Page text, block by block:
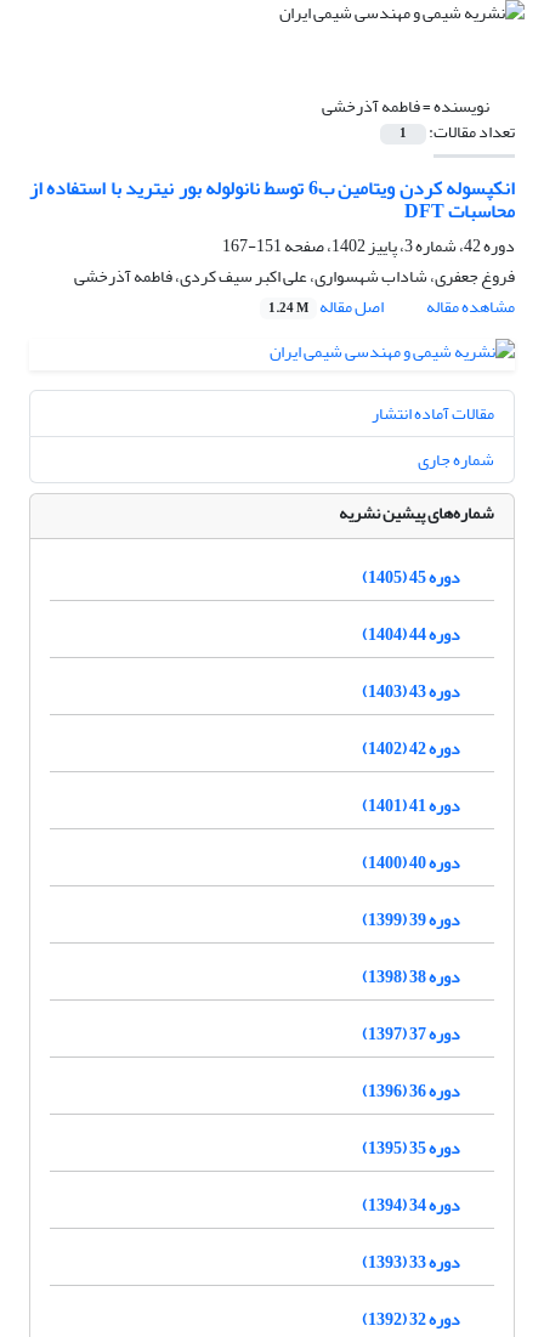
نویسنده =فاطمه آذرخشی
تعداد مقالات: 1
انکپسوله کردن ویتامین ب6 توسط نانولوله بور نیترید با استفاده از
محاسبات DFT
دوره 42، شماره 3، پاییز 1402، صفحه
151-167
فروغ جعفری، شاداب شهسواری، علی اکبر سیف کردی، فاطمه آذرخشی
مشاهده مقاله
اصل مقاله 1.24 M
مقالات آماده انتشار
شماره جاری
شماره‌های پیشین نشریه
دوره 45 (1405)
دوره 44 (1404)
دوره 43 (1403)
دوره 42 (1402)
دوره 41 (1401)
دوره 40 (1400)
دوره 39 (1399)
دوره 38 (1398)
دوره 37 (1397)
دوره 36 (1396)
دوره 35 (1395)
دوره 34 (1394)
دوره 33 (1393)
دوره 32 (1392)